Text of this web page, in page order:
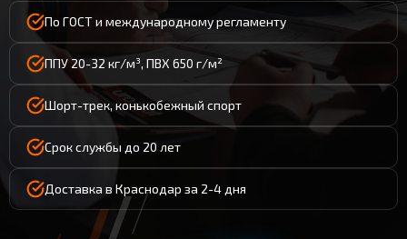
По ГОСТ и международному регламенту
ППУ 20-32 кг/м³, ПВХ 650 г/м²
Шорт-трек, конькобежный спорт
Срок службы до 20 лет
Доставка в Краснодар за 2-4 дня